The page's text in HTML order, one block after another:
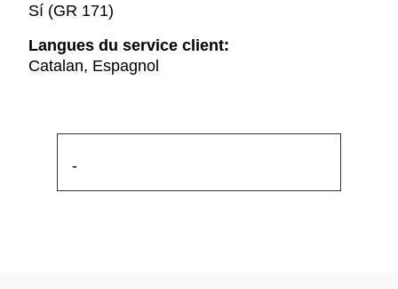
Sí (GR 171)
Langues du service client:
Catalan, Espagnol
-